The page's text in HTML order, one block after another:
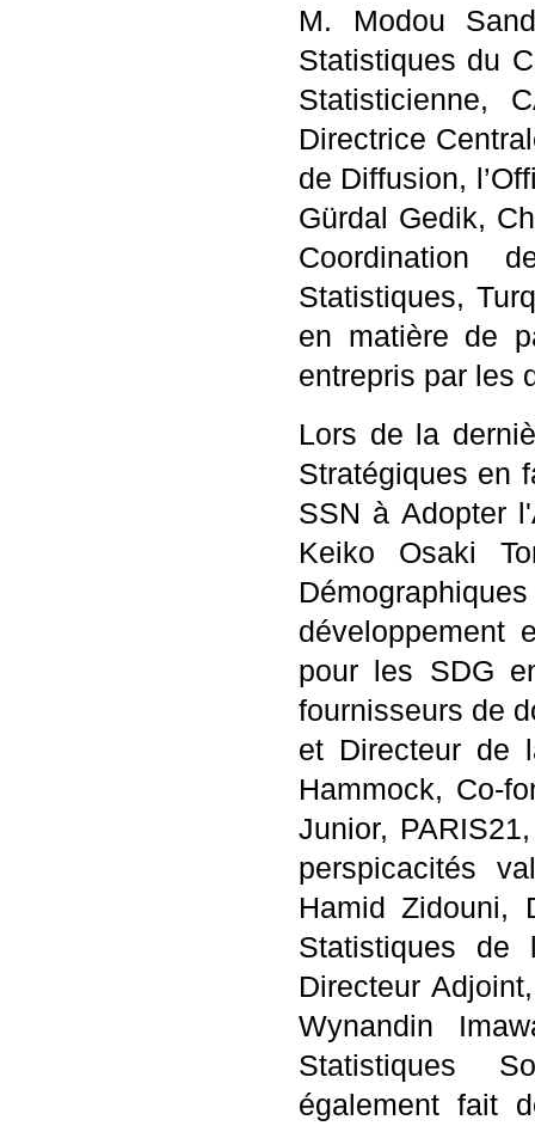
M. Modou
Statistiques du
Statisticienne,
Directrice
de Diffusion,
Gürdal Gedik,
Coordination
Statistiques,
en matière de
entrepris par les
Lors de la
Stratégiques en
SSN à Adopter
Keiko Osaki
développement
pour les SDG
fournisseurs de
et Directeur de
Hammock, Co-
Junior,
perspicacités
Hamid Zidouni,
Statistiques de
Directeur
Wynandin
Statistiques
également fait